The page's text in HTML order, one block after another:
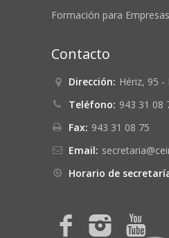
Formación para Empresas
Contacto
Dirección: Hériz, 95
Teléfono: 943 31 08
Fax: 943 31 08 75
Email:
Horario de